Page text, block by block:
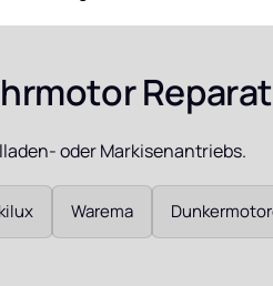
oder Markisenantriebs.
Warema
Rohrmotor